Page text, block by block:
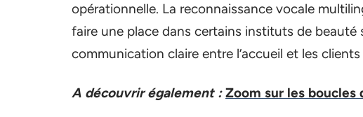
opérationnelle. La reconnaissance vocale
faire une place dans certains instituts de
communication claire entre l’accueil et les
A découvrir également : Zoom sur les